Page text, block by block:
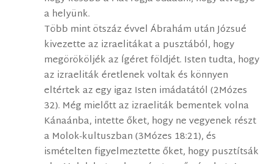
a helyünk.
Több mint ötszáz évvel Ábrahám után Józsué
kivezette az izraelitákat a pusztából, hogy
megörököljék az Ígéret földjét. Isten tudta, hogy
az izraeliták éretlenek voltak és könnyen
eltértek az egy igaz Isten imádatától (2Mózes
32). Még mielőtt az izraeliták bementek volna
Kánaánba, intette őket, hogy ne vegyenek részt
a Molok-kultuszban (3Mózes 18:21), és
ismételten figyelmeztette őket, hogy pusztítsák